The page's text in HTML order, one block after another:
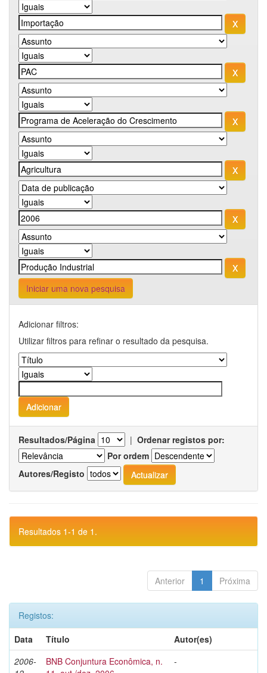
Iniciar uma nova pesquisa
Adicionar filtros:
Utilizar filtros para refinar o resultado da pesquisa.
Resultados/Página | Ordenar registos por:
Por ordem
Autores/Registo
Resultados 1-1 de 1.
Anterior 1 Próxima
Registos:
Data
Título
Autor(es)
2006-
BNB Conjuntura Econômica, n.
-